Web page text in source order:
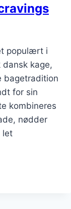
populært i
dansk kage,
bagetradition
for sin
kombineres
nødder
let